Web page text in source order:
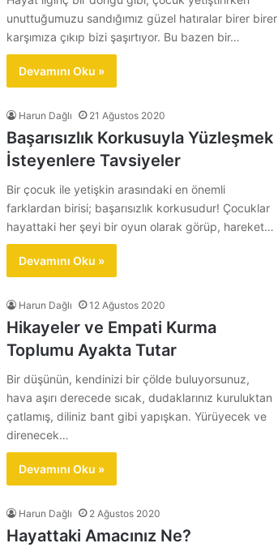
unuttuğumuzu sandığımız güzel hatıralar birer birer
karşımıza çıkıp bizi şaşırtıyor. Bu bazen bir…
Devamını Oku »
Harun Dağlı 21 Ağustos 2020
Başarısızlık Korkusuyla Yüzleşmek
İsteyenlere Tavsiyeler
Bir çocuk ile yetişkin arasındaki en önemli
farklardan birisi; başarısızlık korkusudur! Çocuklar
hayattaki her şeyi bir oyun olarak görüp, hareket…
Devamını Oku »
Harun Dağlı 12 Ağustos 2020
Hikayeler ve Empati Kurma
Toplumu Ayakta Tutar
Bir düşünün, kendinizi bir çölde buluyorsunuz,
hava aşırı derecede sıcak, dudaklarınız kuruluktan
çatlamış, diliniz bant gibi yapışkan. Yürüyecek ve
direnecek…
Devamını Oku »
Harun Dağlı 2 Ağustos 2020
Hayattaki Amacınız Ne?